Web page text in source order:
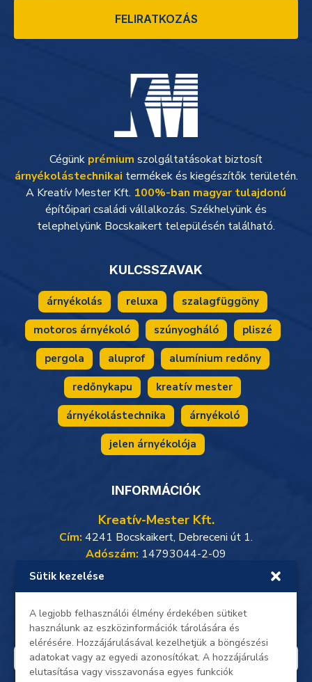
Sütik kezelése
A legjobb felhasználói élmény érdekében sütiket
használunk az eszközinformációk tárolására és
elérésére. Hozzájárulásával kezelhetjük a böngészési
adatokat vagy az egyedi azonosítókat. A hozzájárulás
elutasítása vagy visszavonása egyes funkciók
FELIRATKOZÁS
Cégünk prémium szolgáltatásokat biztosít
árnyékolástechnikai termékek és kiegészítők területén.
A Kreatív Mester Kft. 100%-ban magyar tulajdonú
építőipari családi vállalkozás. Székhelyünk és
telephelyünk Bocskaikert településén található.
KULCSSZAVAK
árnyékolás reluxa szalagfüggöny
motoros árnyékoló szúnyogháló pliszé
pergola aluprof alumínium redőny
redőnykapu kreatív mester
árnyékolástechnika árnyékoló
jelen árnyékolója
INFORMÁCIÓK
Kreatív-Mester Kft.
Cím: 4241 Bocskaikert, Debreceni út 1.
Adószám: 14793044-2-09
Weboldalunkon minden adat, beleértve a személyes
adataidat, titkosított kapcsolaton keresztül zajlik.
Oldalunkon a gyors és biztonságosSimplePay online
bankkártyás fizetésérhető el.